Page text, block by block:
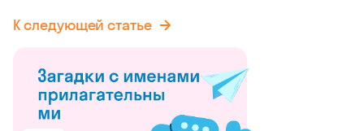
К следующей статье